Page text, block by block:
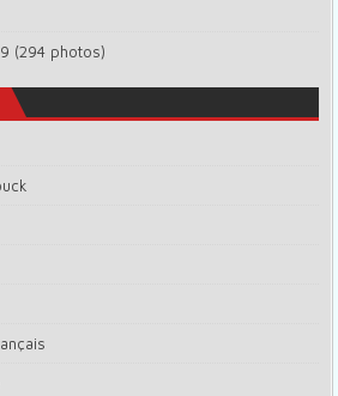
(294 photos)